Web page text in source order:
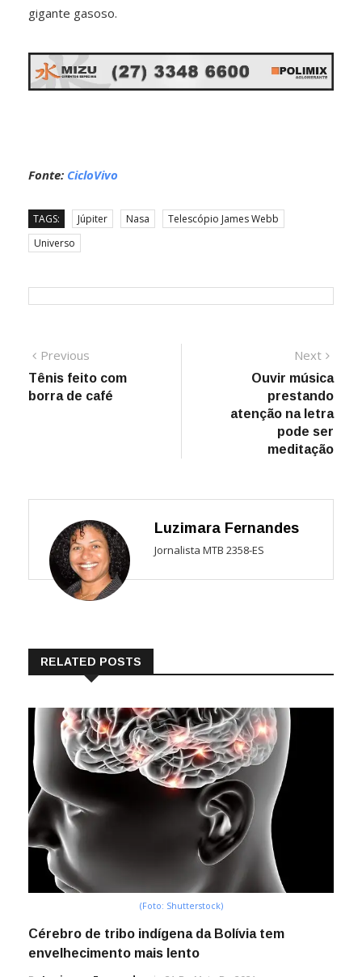
gigante gasoso.
Fonte: CicloVivo
TAGS: Júpiter Nasa
Telescópio James Webb
Universo
Navegação
de
Previous
post:
Tênis feito com
borra de café
Next
post:
Ouvir música
prestando
atenção na letra
pode ser
meditação
Luzimara Fernandes
Jornalista MTB 2358-ES
RELATED POSTS
(Foto: Shutterstock)
Cérebro de tribo indígena da Bolívia tem
envelhecimento mais lento